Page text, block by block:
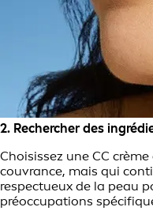
2. Rechercher des
Choisissez une CC
couvrance, mais qui
respectueux de la peau
préoccupations